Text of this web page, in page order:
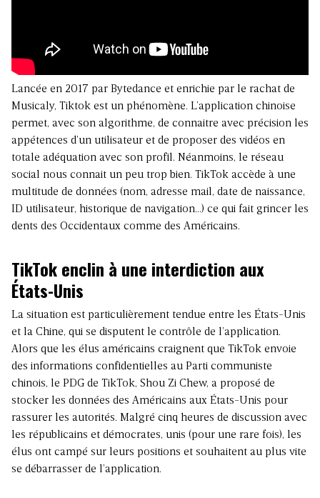
Lancée en 2017 par Bytedance et enrichie par le rachat de
Musicaly, Tiktok est un phénomène. L’application chinoise
permet, avec son algorithme, de connaitre avec précision les
appétences d’un utilisateur et de proposer des vidéos en
totale adéquation avec son profil. Néanmoins, le réseau
social nous connait un peu trop bien. TikTok accède à une
multitude de données (nom, adresse mail, date de naissance,
ID utilisateur, historique de navigation…) ce qui fait grincer les
dents des Occidentaux comme des Américains.
TikTok enclin à une interdiction aux
États-Unis
La situation est particulièrement tendue entre les États-Unis
et la Chine, qui se disputent le contrôle de l’application.
Alors que les élus américains craignent que TikTok envoie
des informations confidentielles au Parti communiste
chinois, le PDG de TikTok, Shou Zi Chew, a proposé de
stocker les données des Américains aux États-Unis pour
rassurer les autorités. Malgré cinq heures de discussion avec
les républicains et démocrates, unis (pour une rare fois), les
élus ont campé sur leurs positions et souhaitent au plus vite
se débarrasser de l’application.